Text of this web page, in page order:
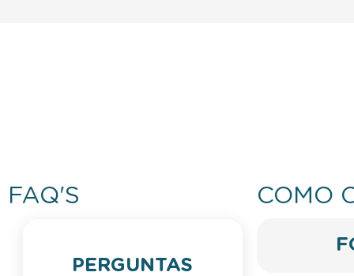
FAQ'S
PERGUNTAS
COMO